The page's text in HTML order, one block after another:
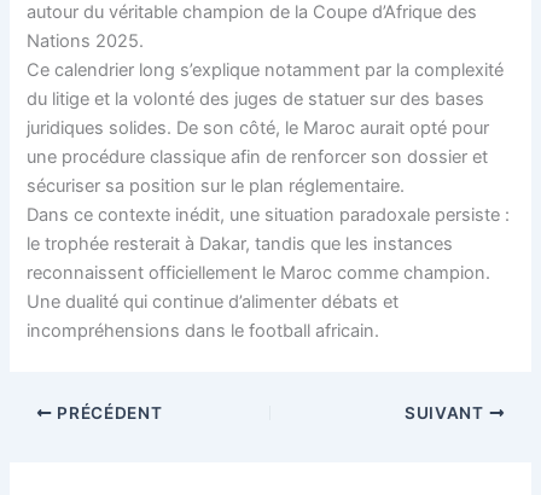
autour du véritable champion de la Coupe d’Afrique des
Nations 2025.
Ce calendrier long s’explique notamment par la complexité
du litige et la volonté des juges de statuer sur des bases
juridiques solides. De son côté, le Maroc aurait opté pour
une procédure classique afin de renforcer son dossier et
sécuriser sa position sur le plan réglementaire.
Dans ce contexte inédit, une situation paradoxale persiste :
le trophée resterait à Dakar, tandis que les instances
reconnaissent officiellement le Maroc comme champion.
Une dualité qui continue d’alimenter débats et
incompréhensions dans le football africain.
PRÉCÉDENT SUIVANT